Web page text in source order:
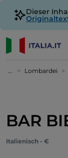
Dieser
... Lombardei
BAR
Italienisch - €